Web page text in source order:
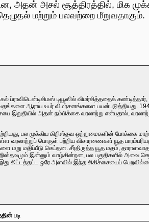
அதன் அசல் சூத்திரத்தில், மிக
மற்றும் பலவற்றை மீறுவதாகும்.
டியூஸில் விமர்சித்ததைக்
ஆராய உயர் விமர்சனங்களை
இறுதியில் அதன் நம்பிக்கை வரலாற்று என்பதால்,
பல முக்கிய கிறிஸ்தவ ஒற்றுமைகளின் போக்கை
வரலாற்றுப் பொருள் பற்றிய விசாரணைகள் யூத
மறு மதிப்பீடு செய்தன. சீர்திருத்த யூத மதம்,
இன்னும் வாழ்கின்றன, பல பகுதிகளில்
இது கிட்டத்தட்ட ஒரே அளவில் இந்த சிகிச்சையைப்
படி